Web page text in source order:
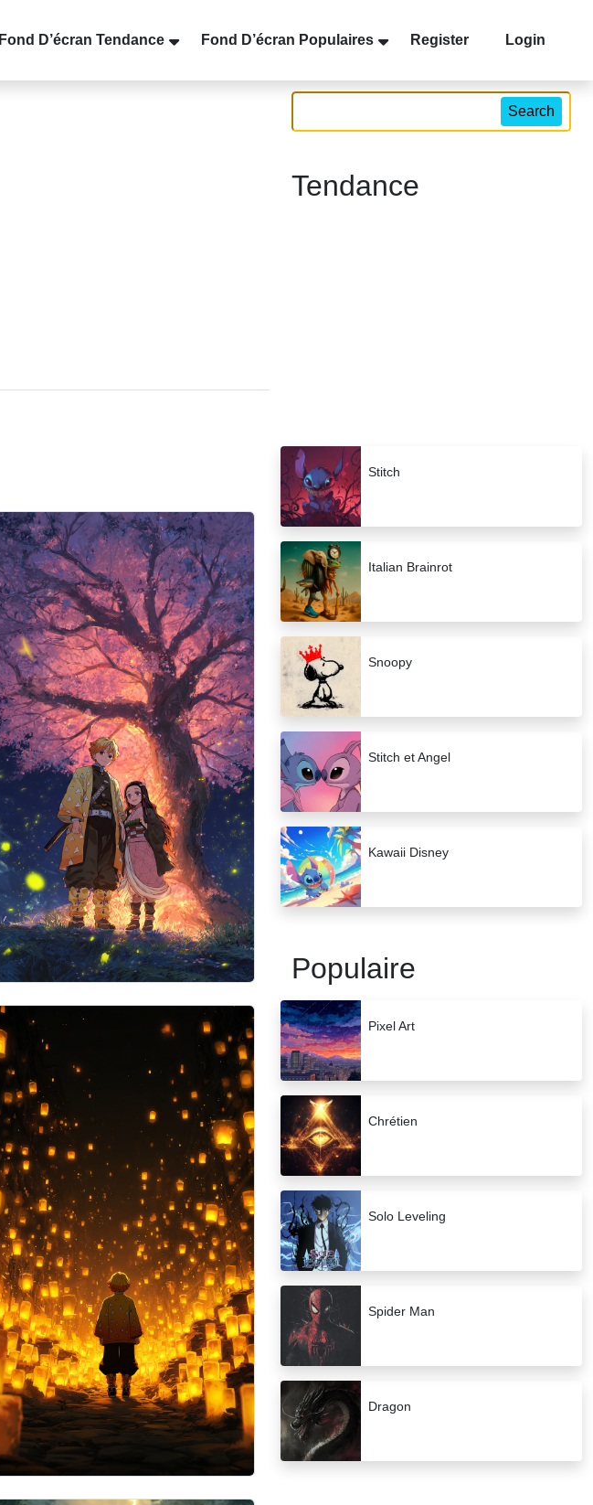
Fond D’écran Tendance Fond D’écran Populaires Register Login
Search
Tendance
Stitch
Italian Brainrot
Snoopy
Stitch et Angel
Kawaii Disney
Populaire
Pixel Art
Chrétien
Solo Leveling
Spider Man
Dragon